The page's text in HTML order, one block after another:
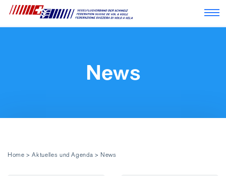
News
Home >Aktuelles und Agenda > News